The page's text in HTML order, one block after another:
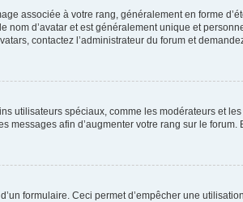
associée à votre rang, généralement en forme
d’avatar et est généralement unique et
contactez l’administrateur du forum et
utilisateurs spéciaux, comme les modérateurs et
afin d’augmenter votre rang sur le
formulaire. Ceci permet d’empêcher une